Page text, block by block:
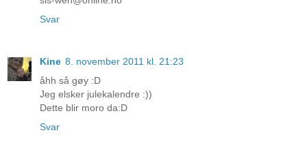
Svar
Kine 8. november 2011 kl. 21:23
åhh så gøy :D
Jeg elsker julekalendre :))
Dette blir moro da:D
Svar